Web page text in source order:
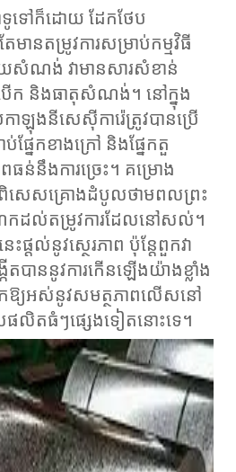
ាទូទៅក៏ដោយ ដែកថែប​
ានតម្រូវការសម្រាប់​កម្មវិធី
សំណង់ វាមានសារសំខាន់
ើក និងធាតុសំណង់។ នៅក្នុង
ឡុងនីសេស៊ីការ៉េត្រូវបានប្រើ
ែក​ខាងក្រៅ និង​ផ្នែក​តួ
ធន់​នឹង​ការ​ច្រេះ។ គម្រោង
សេសគ្រោង​ដំបូលថាមពល​ព្រះ
កដល់តម្រូវការដែល​នៅសល់។
តល់​នូវ​ស្ថេរភាព ប៉ុន្តែពួកវា
បាននូវ​ការ​កើន​ឡើង​យ៉ាងខ្លាំង​
ឱ្យអស់នូវ​សមត្ថភាពលើស​នៅ
លិត​ធំៗផ្សេងទៀត​នោះ​ទេ។